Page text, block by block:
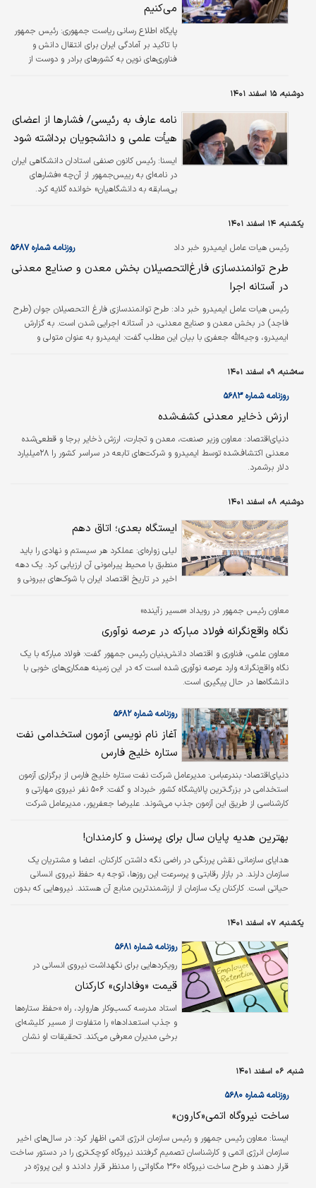
می‌کنیم
پایگاه اطلاع رسانی ریاست جمهوری: رئیس جمهور
با تاکید بر آمادگی ایران برای انتقال دانش و
فناوری‌های نوین به کشورهای برادر و دوست از
و پاگیر و ناکارآمد را ضروری عنوان کرد.
دوشنبه، ۱۵ اسفند ۱۴۰۱
نامه عارف به رئیسی/ فشارها از اعضای
هیأت علمی و دانشجویان برداشته شود
ايسنا: رئیس کانون صنفی استادان دانشگاهی ایران
در نامه‌ای به رییس‌جمهور از آن‌چه «فشارهای
بی‌سابقه به دانشگاهیان» خوانده گلایه کرد.
یکشنبه، ۱۴ اسفند ۱۴۰۱
رئیس هیات عامل ایمیدرو خبر داد روزنامه شماره ۵۶۸۷
طرح توانمندسازی فارغ‌التحصیلان بخش معدن و صنایع معدنی
در آستانه اجرا
رئیس هیات عامل ایمیدرو خبر داد: طرح توانمند‌سازی فارغ التحصیلان جوان (طرح
فاجد) در بخش معدن و صنایع معدنی، در آستانه اجرایی شدن است. به گزارش
ایمیدرو، وجیه‌الله جعفری با بیان این مطلب گفت: ایمیدرو به عنوان متولی و
مهندسی معدن ایران، در نظــر دارد با هدف توانمنـد‌سازی این بخـش و تامین نیروی
انسانی متخصص و مجرب موردنیاز، اقدام به اجرای طرح فاجد کند. وی افزود: این
طرح، با برگزاری دوره‌های کارورزی و درنتیجه، کارآمدترکردن تحصیلات…
سه‌شنبه، ۰۹ اسفند ۱۴۰۱
روزنامه شماره ۵۶۸۳
ارزش ذخایر معدنی کشف‌شده
دنیای‌اقتصاد: معاون وزیر صنعت، معدن و تجارت، ارزش ذخایر برجا و قطعی‌شده
معدنی اکتشاف‌شده توسط ایمیدرو و شرکت‌های تابعه در سراسر کشور را ۲۸میلیارد
دلار برشمرد.
دوشنبه، ۰۸ اسفند ۱۴۰۱
ایستگاه بعدی؛ اتاق دهم
لیلی زواره‌ای: عملکرد هر سیستم و نهادی را باید
منطبق با محیط پیرامونی آن ارزیابی کرد. یک دهه
اخیر در تاریخ اقتصاد ایران با شوک‌های بیرونی و
دهه شوک‌های ارزی، دهه توقف رشد و در نیمه
خروج نیروی انسانی توانمند و دهه توقف
سرمایه‌گذاری دانست. انتظار از اتاق بازرگانی استان
در دوره نهم را هم باید با این چارچوب محیطی
معاون رئیس جمهور در رویداد «مسیر زآینده»
نگاه واقع‌نگرانه فولاد مبارکه در عرصه نوآوری
معاون علمی، فناوری و اقتصاد دانش‌بنیان رئیس جمهور گفت: فولاد مبارکه با یک
نگاه واقع‌نگرانه وارد عرصه نوآوری شده است که در این زمینه همکاری‌های خوبی با
دانشگاه‌ها در حال پیگیری است.
روزنامه شماره ۵۶۸۲
آغاز نام نویسی آزمون استخدامی نفت
ستاره خلیج فارس
دنیای‌اقتصاد- بندرعباس: مدیرعامل شرکت نفت ستاره خلیج فارس از برگزاری آزمون
استخدامی در بزرگ‌ترین پالایشگاه کشور خبرداد و گفت: ۵۰۶ نفر نیروی مهارتی و
کارشناسی از طریق این آزمون جذب می‌شوند. علیرضا جعفرپور، مدیرعامل شرکت
پالایشگاه کشور برای تامین نیروی انسانی شیفت چهارم و رفع کمبود نیروی انسانی
موردنیاز روزکار، از طریق آزمون استخدامی جذب نیرو می‌کند.
بهترین هدیه پایان سال برای پرسنل و کارمندان!
هدایای سازمانی نقش پررنگی در راضی نگه داشتن کارکنان، اعضا و مشتریان یک
سازمان دارند. در بازار رقابتی و پرسرعت این روزها، توجه به حفظ نیروی انسانی
حیاتی است. کارکنان یک سازمان از ارزشمندترین منابع آن هستند. نیروهایی که بدون
لازم است مدیریت منابع انسانی متوجه نرخ نگهداشت نیروی انسانی باشد و برای
ارتقای آن برنامه‌ریزی کند.
یکشنبه، ۰۷ اسفند ۱۴۰۱
رویکردهایی برای نگهداشت نیروی انسانی در
سازمان
روزنامه شماره ۵۶۸۱
قیمت «وفاداری» کارکنان
استاد مدرسه کسب‌وکار هاروارد، راه «حفظ ستاره‌ها
و جذب استعدادها» را متفاوت از مسیر کلیشه‌ای
برخی مدیران معرفی می‌کند. تحقیقات او نشان
وابسته است.
شنبه، ۰۶ اسفند ۱۴۰۱
روزنامه شماره ۵۶۸۰
ساخت نیروگاه اتمی«کارون»
ایسنا: معاون رئیس جمهور و رئیس سازمان انرژی اتمی اظهار کرد: در سال‌های اخیر
سازمان انرژی اتمی و کارشناسان تصمیم گرفتند نیروگاه کوچک‌تری را در دستور ساخت
قرار دهند و طرح ساخت نیروگاه ۳۶۰ مگاواتی را مدنظر قرار دادند و این پروژه در